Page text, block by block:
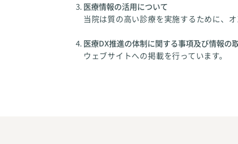
医療情報の活用について
当院は質の高い診療を実施するために、
医療DX推進の体制に関する事項及び情報の
ウェブサイトへの掲載を行っています。